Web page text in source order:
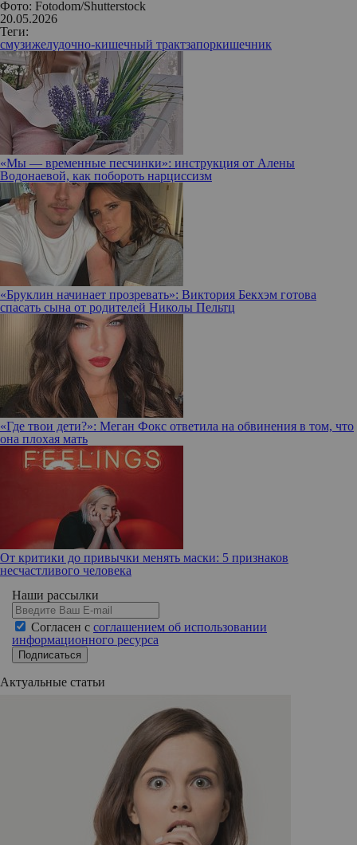
Фото: Fotodom/Shutterstock
20.05.2026
Теги:
смузижелудочно-кишечный трактзапоркишечник
«Мы — временные песчинки»: инструкция от Алены
Водонаевой, как побороть нарциссизм
«Бруклин начинает прозревать»: Виктория Бекхэм готова
спасать сына от родителей Николы Пельтц
«Где твои дети?»: Меган Фокс ответила на обвинения в том, что
она плохая мать
От критики до привычки менять маски: 5 признаков
несчастливого человека
Наши рассылки
Согласен с соглашением об использовании
информационного ресурса
Подписаться
Актуальные статьи